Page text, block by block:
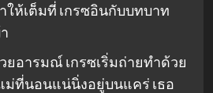
ห้เต็มที่ เกรซอินกับบทบาท
ยอารมณ์ เกรซเริ่มถ่ายทำด้วย
ม่ที่นอนแน่นิ่งอยู่บนแคร่ เธอ